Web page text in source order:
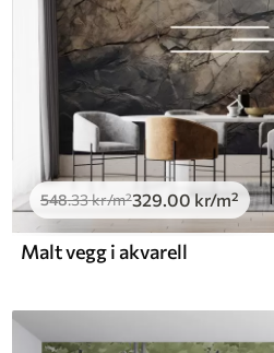
548.33kr/m²329.00 kr/m²
Malt vegg i akvarell